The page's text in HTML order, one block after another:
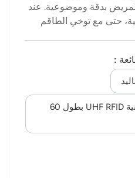
بدقة وموضوعية. عند
حتى مع توخي الطاقم
لضمان التطابق
معلومات آنية مثل
معالجتها، وسجل
وعرضها. الوضع الصناعي
ما يقوم طاقم التمريض
مسبقًا ولصقها على كل
الهوية شفهيًا قبل الجمع،
فيها العينات المجمعة مع
بمجرد مطابقة الخطأ،
:
قارئ لاسلكي محمول بتقنية UHF RFID بطول 60